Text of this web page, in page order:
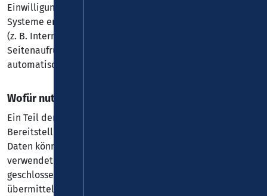
Einwilligung beim Besuch der Website durch unsere IT-
Systeme erfasst. Das sind vor allem technische Daten
(z. B. Internetbrowser, Betriebssystem oder Uhrzeit des
Seitenaufrufs). Die Erfassung dieser Daten erfolgt
automatisch, sobald Sie diese Website betreten.
Wofür nutzen wir Ihre Daten?
Ein Teil der Daten wird erhoben, um eine fehlerfreie
Bereitstellung der Website zu gewährleisten. Andere
Daten können zur Analyse Ihres Nutzerverhaltens
verwendet werden. Sofern über die Website Verträge
geschlossen oder angebahnt werden können, werden die
übermittelten Daten auch für Vertragsangebote,